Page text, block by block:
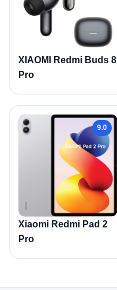
XIAOMI Redmi Buds 8
Pro
9.0
Xiaomi Redmi Pad 2
Pro